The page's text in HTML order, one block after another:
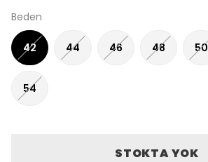
Beden
42 44 46 48 50
54
STOKTA YOK